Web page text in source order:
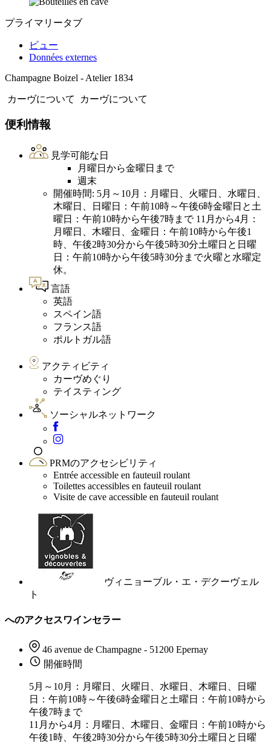
プライマリータブ
ビュー
Données externes
Champagne Boizel - Atelier 1834
カーヴについて カーヴについて
便利情報
見学可能な日
月曜日から金曜日まで
週末
開催時間: 5月～10月：月曜日、火曜日、水曜日、
木曜日、日曜日：午前10時～午後6時金曜日と土
曜日：午前10時から午後7時まで 11月から4月：
月曜日、木曜日、金曜日：午前10時から午後1
時、午後2時30分から午後5時30分土曜日と日曜
日：午前10時から午後5時30分まで火曜と水曜定
休。
言語
英語
スペイン語
フランス語
ポルトガル語
アクティビティ
カーヴめぐり
テイスティング
ソーシャルネットワーク
PRMのアクセシビリティ
Entrée accessible en fauteuil roulant
Toilettes accessibles en fauteuil roulant
Visite de cave accessible en fauteuil roulant
ヴィニョーブル・エ・デクーヴェル
ト
へのアクセスワインセラー
46 avenue de Champagne - 51200 Epernay
開催時間
5月～10月：月曜日、火曜日、水曜日、木曜日、日曜
日：午前10時～午後6時金曜日と土曜日：午前10時から
午後7時まで
11月から4月：月曜日、木曜日、金曜日：午前10時から
午後1時、午後2時30分から午後5時30分土曜日と日曜